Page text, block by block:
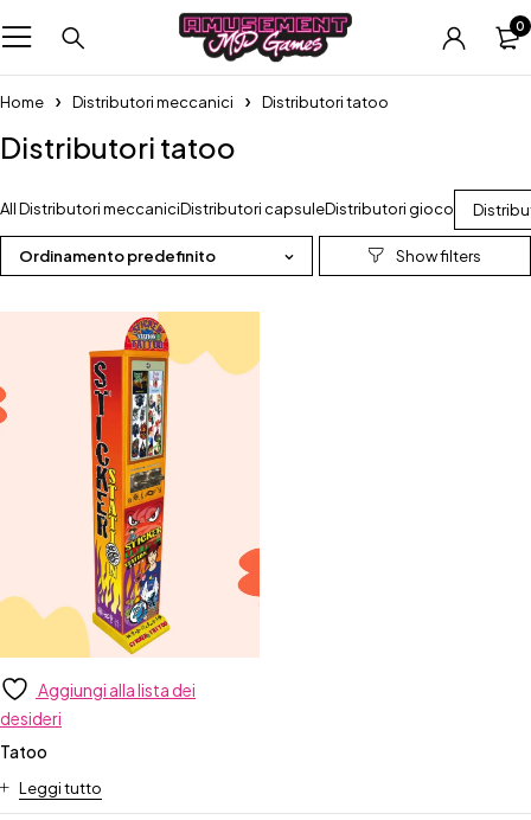
0
Home Distributori meccanici Distributori tatoo
Distributori tatoo
All Distributori meccaniciDistributori capsuleDistributori gioco
Ordinamento predefinito
Aggiungi alla lista dei
desideri
Tatoo
Leggi tutto